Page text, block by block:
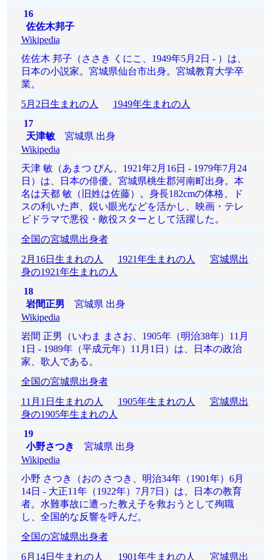
16
佐佐木邦子
Wikipedia
佐佐木 邦子（ささき くにこ、1949年5月2日 - ）は、
日本の小説家。宮城県仙台市出身。宮城教育大学卒
業。
5月2日生まれの人
1949年生まれの人
17
天津敏宮城県 出身
Wikipedia
天津 敏（あまつ びん、1921年2月16日 - 1979年7月24
日）は、日本の俳優。宮城県桃生郡河南町出身。本
名は天都 敏（旧姓は佐藤）。身長182cmの体格、ド
スの利いた声、鋭い眼光などを活かし、映画・テレ
ビドラマで悪役・敵役スターとして活躍した。
全国の宮城県出身者
2月16日生まれの人
1921年生まれの人
宮城県出
身の1921年生まれの人
18
岩間正男 宮城県 出身
Wikipedia
岩間 正男（いわま まさお、1905年（明治38年）11月
1日 - 1989年（平成元年）11月1日）は、日本の政治
家、歌人である。
全国の宮城県出身者
11月1日生まれの人
1905年生まれの人
宮城県出
身の1905年生まれの人
19
小野さつき 宮城県 出身
Wikipedia
小野 さつき（おの さつき、明治34年（1901年）6月
14日 - 大正11年（1922年）7月7日）は、日本の教育
者。水難事故に遭った教え子を救おうとして殉職
し、全国的な反響を呼んだ。
全国の宮城県出身者
6月14日生まれの人
1901年生まれの人 宮城県出